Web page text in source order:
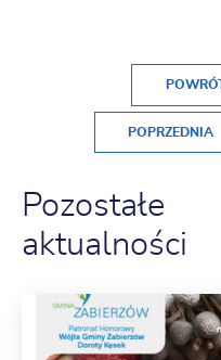
POWRÓT
POPRZEDNIA
Pozostałe
aktualności